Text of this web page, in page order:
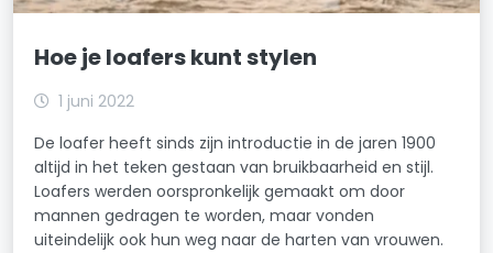
Hoe je loafers kunt stylen
1 juni 2022
De loafer heeft sinds zijn introductie in de jaren 1900
altijd in het teken gestaan van bruikbaarheid en stijl.
Loafers werden oorspronkelijk gemaakt om door
mannen gedragen te worden, maar vonden
uiteindelijk ook hun weg naar de harten van vrouwen.